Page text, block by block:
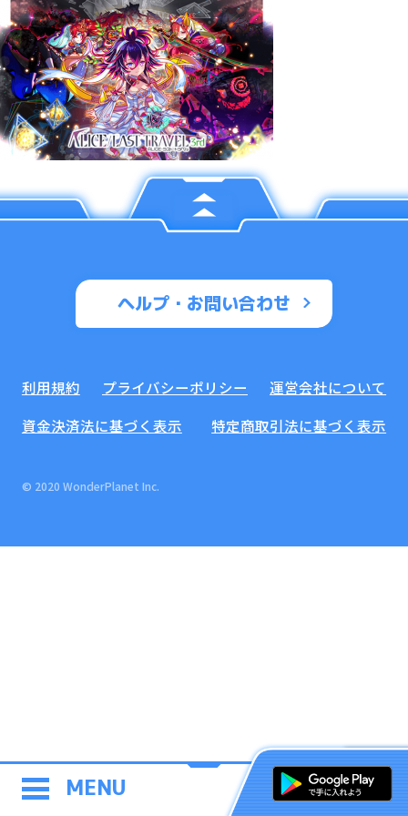
MENU
ヘルプ・お問い合わせ
利用規約 プライバシーポリシー
運営会社について
資金決済法に基づく表示
特定商取引法に基づく表示
© 2020 WonderPlanet Inc.